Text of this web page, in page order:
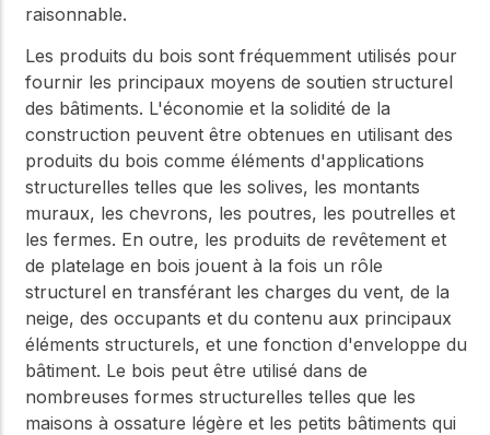
raisonnable.
Les produits du bois sont fréquemment utilisés pour
fournir les principaux moyens de soutien structurel
des bâtiments. L'économie et la solidité de la
construction peuvent être obtenues en utilisant des
produits du bois comme éléments d'applications
structurelles telles que les solives, les montants
muraux, les chevrons, les poutres, les poutrelles et
les fermes. En outre, les produits de revêtement et
de platelage en bois jouent à la fois un rôle
structurel en transférant les charges du vent, de la
neige, des occupants et du contenu aux principaux
éléments structurels, et une fonction d'enveloppe du
bâtiment. Le bois peut être utilisé dans de
nombreuses formes structurelles telles que les
maisons à ossature légère et les petits bâtiments qui